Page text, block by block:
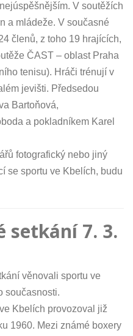
V soutěžích
a mládeže. V současné
členů, z toho 19 hrajících,
ČAST – oblast Praha
tenisu). Hráči trénují v
jevišti. Předsedou
Bartoňová,
a pokladníkem Karel
fotografický nebo jiný
se sportu ve Kbelích, budu
setkání 7. 3.
věnovali sportu ve
současnosti.
Kbelích provozoval již
1960. Mezi známé boxery